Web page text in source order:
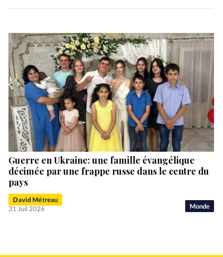
Monde
Guerre en Ukraine: une famille évangélique
décimée par une frappe russe dans le centre du
pays
David Métreau
31 Juil 2026